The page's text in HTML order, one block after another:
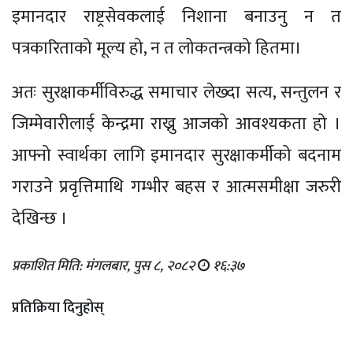
इमानदार राष्ट्रसेवकलाई निशाना बनाउनु न त
पत्रकारिताको मूल्य हो, न त लोकतन्त्रको हितमा।
अतः सुरक्षाकर्मीविरुद्ध समाचार लेख्दा सत्य, सन्तुलन र
जिम्मेवारीलाई केन्द्रमा राख्नु आजको आवश्यकता हो ।
आफ्नो स्वार्थका लागि इमानदार सुरक्षाकर्मीको बदनाम
गराउने प्रवृत्तिमाथि गम्भीर बहस र आत्मसमीक्षा जरुरी
देखिन्छ ।
प्रकाशित मिति: मंगलबार, पुस ८, २०८२ १६:३७
प्रतिक्रिया दिनुहोस्